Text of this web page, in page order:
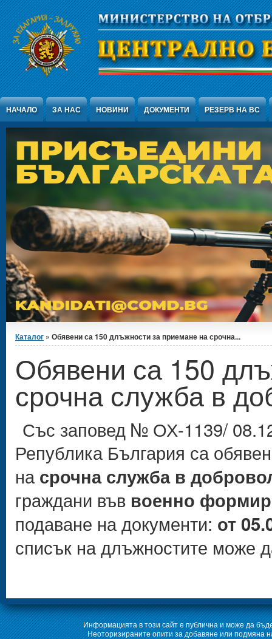
Jump to Content
НАЧАЛО ЗА НАС НОВИНИ ДОКУМЕНТИ РЕЗЕРВ НА ВС
Вие сте тук
Каталог » Обявени са 150 длъжности за приемане на срочна...
Обявени са 150
срочна служба в
Със заповед № ОХ-1139/
Република България са
на срочна служба в
граждани във военно
подаване на документи: от
списък на длъжностите може
Информацията в този сайт е публична и може да
Неоторизираните опити за добавяне или подмяна